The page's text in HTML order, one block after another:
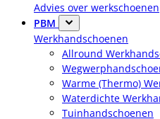
Advies over werkschoenen
PBM
Werkhandschoenen
Allround
Warme (Thermo)
Waterdichte
Tuinhandschoenen